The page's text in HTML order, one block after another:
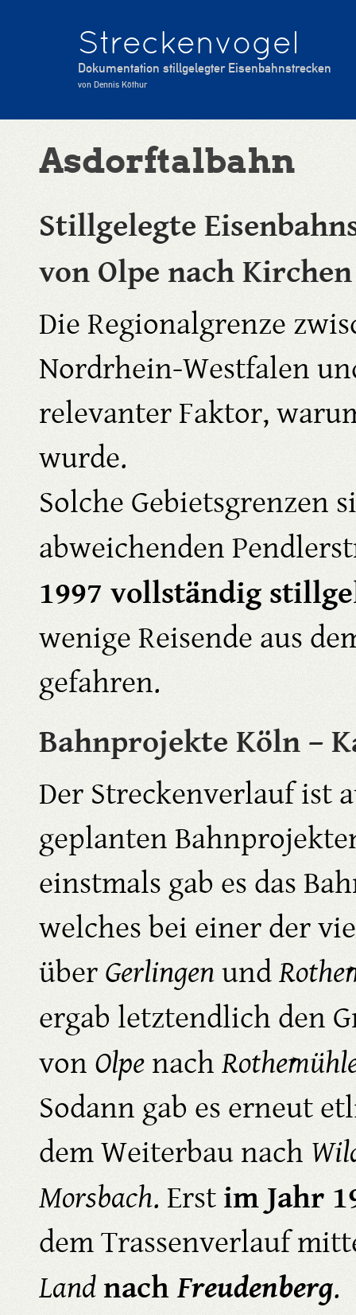
Streckenvogel
Dokumentation stillgelegter Eisenbahnstrecken
von Dennis Köthur
Asdorftalbahn
Stillgelegte
von Olpe nach
Die Regionalgrenze
Nordrhein-Westfalen
relevanter Faktor,
wurde.
Solche Gebietsgrenzen
abweichenden
1997 vollständig
wenige Reisende aus
gefahren.
Bahnprojekte Köln –
Der Streckenverlauf ist
geplanten
einstmals gab es das
welches bei einer der
überGerlingenund
ergab letztendlich den
vonOlpenach
Sodann gab es erneut
dem Weiterbau nach
Morsbach. Erstim Jahr
dem Trassenverlauf
LandnachFreudenberg.